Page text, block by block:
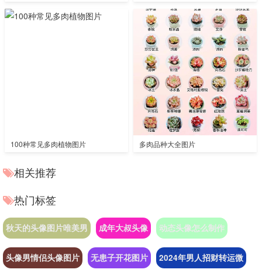
100种常见多肉植物图片 多肉品种大全图片
相关推荐
热门标签
秋天的头像图片唯美男 成年大叔头像 动态头像怎么制作
头像男情侣头像图片 无患子开花图片 2024年男人招财转运微